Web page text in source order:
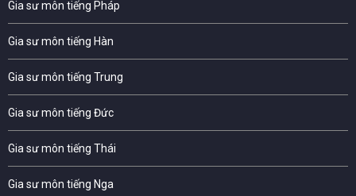
Gia sư môn tiếng Pháp
Gia sư môn tiếng Hàn
Gia sư môn tiếng Trung
Gia sư môn tiếng Đức
Gia sư môn tiếng Thái
Gia sư môn tiếng Nga